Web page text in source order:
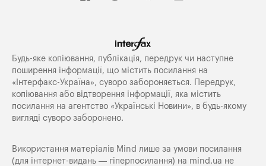
Будь-яке копiювання, публiкацiя, передрук чи наступне
поширення iнформацiї, що мiстить посилання на
«Iнтерфакс-Україна», суворо забороняється. Передрук,
копіювання або відтворення інформації, яка містить
посилання на агентство «Українські Новини», в будь-якому
вигляді суворо заборонено.
Використання матеріалів Mind лише за умови посилання
(для інтернет-видань — гіперпосилання) на mind.ua не